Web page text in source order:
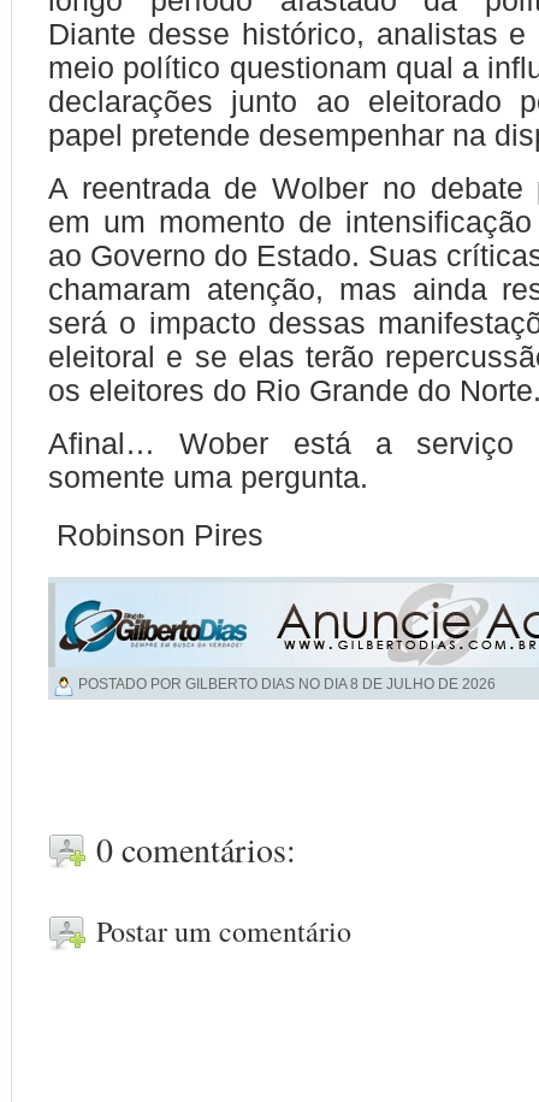
Diante desse histórico, analistas e
meio político questionam qual a
declarações junto ao eleitorado
papel pretende desempenhar na
A reentrada de Wolber no debate
em um momento de
ao Governo do Estado. Suas
chamaram atenção, mas ainda
será o impacto dessas
eleitoral e se elas terão
os eleitores do Rio Grande do
Afinal… Wober está a serviço
somente uma pergunta.
Robinson Pires
POSTADO POR GILBERTO DIAS NO DIA8 DE JULHO DE 2026
0 comentários:
Postar um comentário